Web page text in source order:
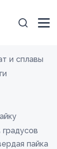
и сплавы
пайка